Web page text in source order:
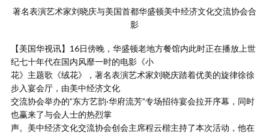
著名表演艺术家刘晓庆与美国首都华盛顿美中经济文化交流协会合
影
【美国华视讯】16日傍晚，华盛顿老地方餐馆内此时正在播放上世
纪七十年代在国内风靡一时的电影《小
花》主题歌《绒花》，著名表演艺术家刘晓庆踏着优美的旋律徐徐
步入宴会厅，由美中经济文化
交流协会举办的”东方艺韵·华府流芳”专场招待宴会拉开序幕，同时
也赢来了与会人士的热烈掌
声。美中经济文化交流协会创会主席程云楷主持了本次活动，他在